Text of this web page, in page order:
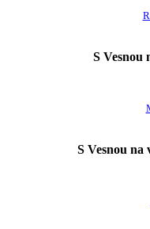
S Vesnou
S Vesnou na